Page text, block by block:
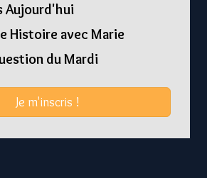
Aujourd'hui
Histoire avec Marie
du Mardi
Je m'inscris !